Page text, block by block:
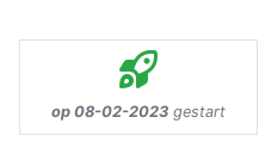
op 08-02-2023 gestart